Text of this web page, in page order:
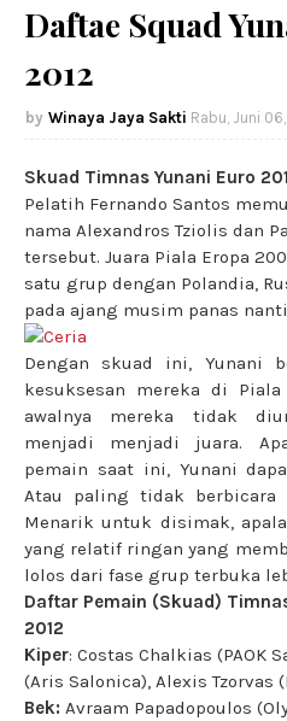
Daftae Squad
2012
Winaya Jaya Sakti Rabu, Juni
Skuad Timnas Yunani Euro
Pelatih Fernando Santos
nama Alexandros Tziolis dan
tersebut. Juara Piala Eropa
satu grup dengan Polandia,
pada ajang musim panas
Dengan skuad ini, Yunani
kesuksesan mereka di
awalnya mereka tidak
menjadi menjadi juara.
pemain saat ini, Yunani
Atau paling tidak berbicara
Menarik untuk disimak,
yang relatif ringan yang
lolos dari fase grup terbuka
Daftar Pemain (Skuad)
2012
Kiper: Costas Chalkias (PAOK
(Aris Salonica), Alexis Tzorvas
Bek: Avraam Papadopoulos